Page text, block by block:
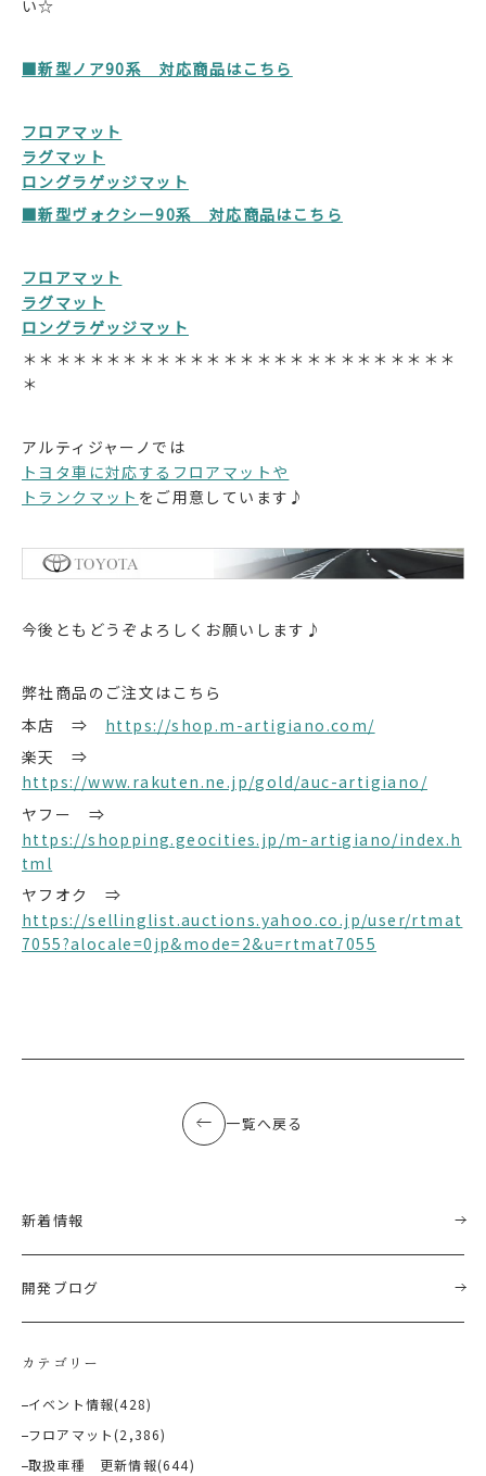
い☆
■新型ノア90系 対応商品はこちら
フロアマット
ラグマット
ロングラゲッジマット
■新型ヴォクシー90系 対応商品はこちら
フロアマット
ラグマット
ロングラゲッジマット
＊＊＊＊＊＊＊＊＊＊＊＊＊＊＊＊＊＊＊＊＊＊＊＊＊＊
＊
アルティジャーノでは
トヨタ車に対応するフロアマットや
トランクマット をご用意しています♪
今後ともどうぞよろしくお願いします♪
弊社商品のご注文はこちら
本店 ⇒ https://shop.m-artigiano.com/
楽天 ⇒
https://www.rakuten.ne.jp/gold/auc-artigiano/
ヤフー ⇒
https://shopping.geocities.jp/m-artigiano/index.h
tml
ヤフオク ⇒
https://sellinglist.auctions.yahoo.co.jp/user/rtmat
7055?alocale=0jp&mode=2&u=rtmat7055
一覧へ戻る
新着情報
開発ブログ
カテゴリー
イベント情報(428)
フロアマット (2,386)
取扱車種 更新情報(644)